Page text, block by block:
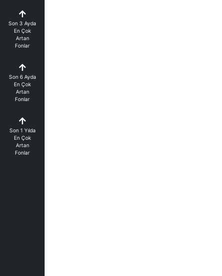
Son 3 Ayda
En Çok
Artan
Fonlar
Son 6 Ayda
En Çok
Artan
Fonlar
Son 1 Yılda
En Çok
Artan
Fonlar